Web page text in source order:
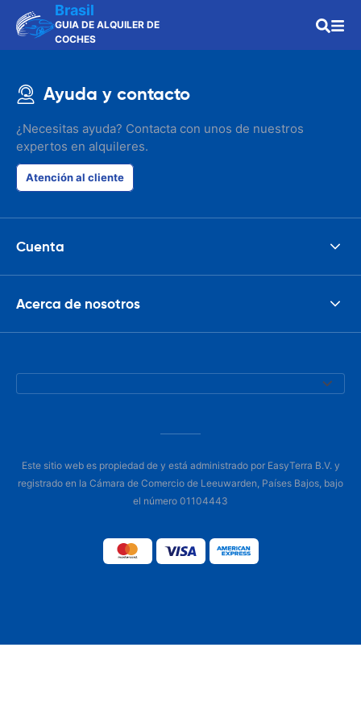
Brasil
GUIA DE ALQUILER DE
COCHES
Ayuda y contacto
¿Necesitas ayuda? Contacta con unos de nuestros
expertos en alquileres.
Atención al cliente
Cuenta
Acerca de nosotros
Este sitio web es propiedad de y está administrado por EasyTerra B.V. y
registrado en la Cámara de Comercio de Leeuwarden, Países Bajos, bajo
el número 01104443